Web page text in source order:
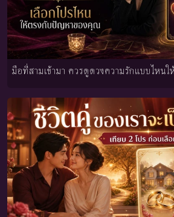
มือที่สามเข้ามา ควรดูดวงความรักแบบไหนใ